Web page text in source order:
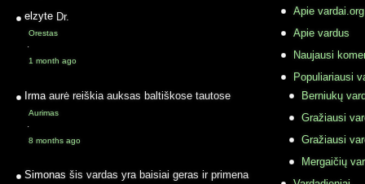
elzyte Dr.
Orestas
·
1 month ago
Irma aurė reiškia auksas baltiškose tautose
Aurimas
·
8 months ago
Simonas šis vardas yra baisiai geras ir primena
Apie vardai.org
Apie vardus
Naujausi
Populiariausi
Berniukų
Gražiausi
Gražiausi
Mergaičių